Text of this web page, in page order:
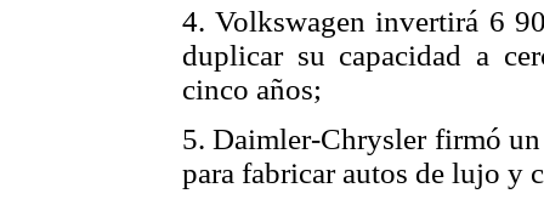
4. Volkswagen invertirá 6
duplicar su capacidad a
cinco años;
5. Daimler-Chrysler firmó
para fabricar autos de lujo y